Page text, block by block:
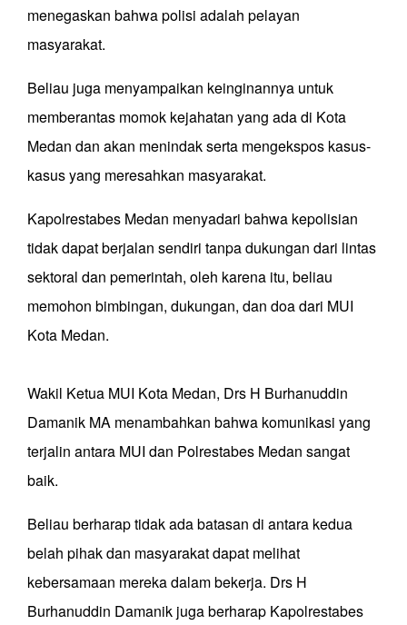
menegaskan bahwa polisi adalah pelayan
masyarakat.
Beliau juga menyampaikan keinginannya untuk
memberantas momok kejahatan yang ada di Kota
Medan dan akan menindak serta mengekspos kasus-
kasus yang meresahkan masyarakat.
Kapolrestabes Medan menyadari bahwa kepolisian
tidak dapat berjalan sendiri tanpa dukungan dari lintas
sektoral dan pemerintah, oleh karena itu, beliau
memohon bimbingan, dukungan, dan doa dari MUI
Kota Medan.
Wakil Ketua MUI Kota Medan, Drs H Burhanuddin
Damanik MA menambahkan bahwa komunikasi yang
terjalin antara MUI dan Polrestabes Medan sangat
baik.
Beliau berharap tidak ada batasan di antara kedua
belah pihak dan masyarakat dapat melihat
kebersamaan mereka dalam bekerja. Drs H
Burhanuddin Damanik juga berharap Kapolrestabes